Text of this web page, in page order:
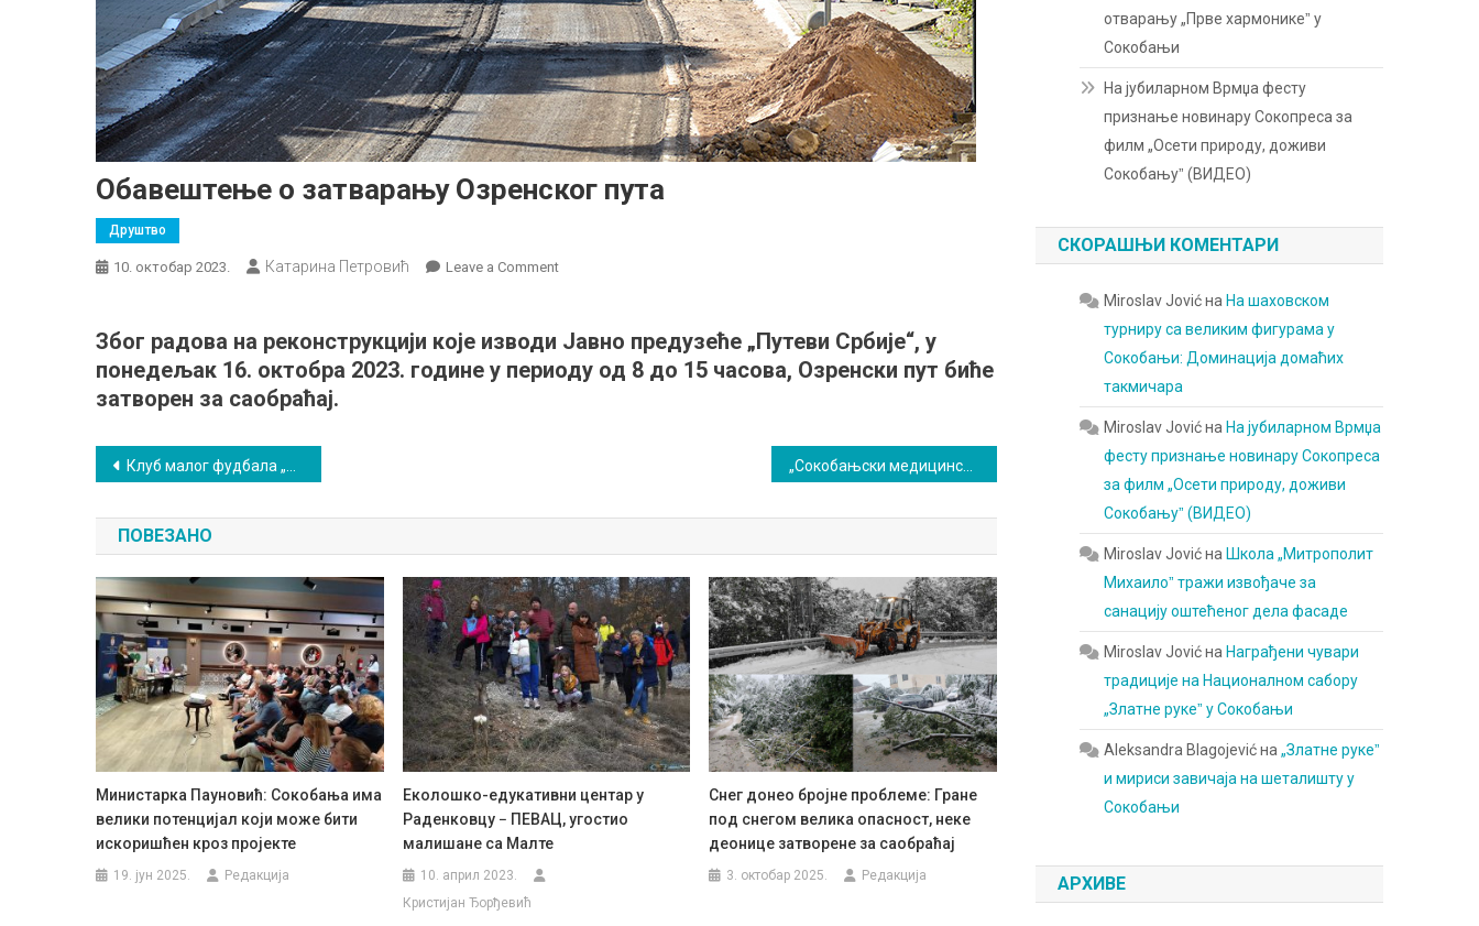
Обавештење о затварању Озренског пута
Друштво
10. октобар 2023. Катарина Петровић Leave a Commenton
затварању
Озренског
Због радова на реконструкцији које изводи Јавно предузеће „Путеви Србије“, у
понедељак 16. октобра 2023. године у периоду од 8 до 15 часова, Озренски пут биће
затворен за саобраћај.
Кретање
чланка
Клуб малог фудбала „Озрен 2018” гради мост пријатељства са Словенијом
ПОВЕЗАНО
Министарка Пауновић: Сокобања има
велики потенцијал који може бити
искоришћен кроз пројекте
19. јун 2025. Редакција
Еколошко-едукативни центар у
Раденковцу − ПЕВАЦ, угостио
малишане са Малте
10. април 2023.
Кристијан Ђорђевић
Снег донео бројне проблеме: Гране
под снегом велика опасност, неке
деонице затворене за саобраћај
3. октобар 2025. Редакција
отварању „Прве хармоникеˮ у
Сокобањи
На јубиларном Врмџа фесту
признање новинару Сокопреса за
филм „Осети природу, доживи
Сокобањуˮ (ВИДЕО)
СКОРАШЊИ КОМЕНТАРИ
Miroslav Jovićна На шаховском
турниру са великим фигурама у
Сокобањи: Доминација домаћих
такмичара
Miroslav Jovićна На јубиларном Врмџа
фесту признање новинару Сокопреса
за филм „Осети природу, доживи
Сокобањуˮ (ВИДЕО)
Miroslav Jovićна Школа „Митрополит
Михаилоˮ тражи извођаче за
санацију оштећеног дела фасаде
Miroslav Jovićна Награђени чувари
традиције на Националном сабору
„Златне рукеˮ у Сокобањи
Aleksandra Blagojevićна„Златне рукеˮ
и мириси завичаја на шеталишту у
Сокобањи
АРХИВЕ